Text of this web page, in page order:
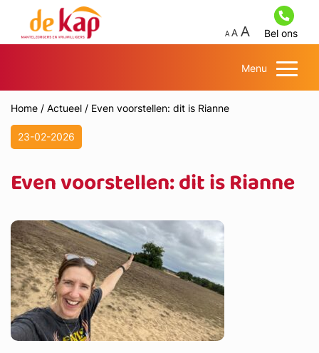
Bel ons
Menu
Home / Actueel / Even voorstellen: dit is Rianne
23-02-2026
Even voorstellen: dit is Rianne